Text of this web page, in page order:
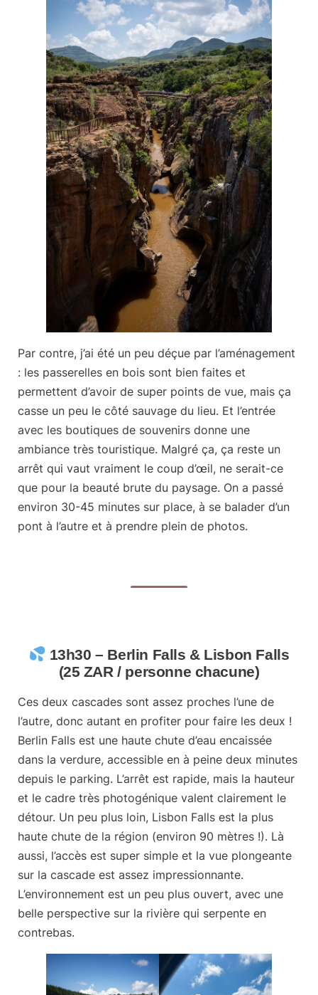
Par contre, j’ai été un peu déçue par l’aménagement
: les passerelles en bois sont bien faites et
permettent d’avoir de super points de vue, mais ça
casse un peu le côté sauvage du lieu. Et l’entrée
avec les boutiques de souvenirs donne une
ambiance très touristique. Malgré ça, ça reste un
arrêt qui vaut vraiment le coup d’œil, ne serait-ce
que pour la beauté brute du paysage. On a passé
environ 30-45 minutes sur place, à se balader d’un
pont à l’autre et à prendre plein de photos.
13h30 – Berlin Falls & Lisbon Falls
(25 ZAR / personne chacune)
Ces deux cascades sont assez proches l’une de
l’autre, donc autant en profiter pour faire les deux !
Berlin Falls est une haute chute d’eau encaissée
dans la verdure, accessible en à peine deux minutes
depuis le parking. L’arrêt est rapide, mais la hauteur
et le cadre très photogénique valent clairement le
détour. Un peu plus loin, Lisbon Falls est la plus
haute chute de la région (environ 90 mètres !). Là
aussi, l’accès est super simple et la vue plongeante
sur la cascade est assez impressionnante.
L’environnement est un peu plus ouvert, avec une
belle perspective sur la rivière qui serpente en
contrebas.